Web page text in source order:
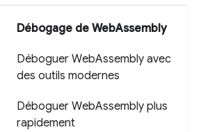
Débogage de WebAssembly
Déboguer WebAssembly avec
des outils modernes
Déboguer WebAssembly plus
rapidement